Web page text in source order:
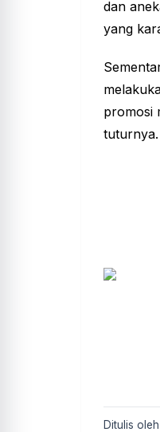
dan
yang
promosi
tuturnya.
Ditulis oleh